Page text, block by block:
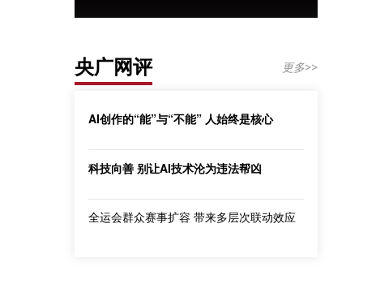
央广网评 更多>>
AI创作的“能”与“不能” 人始终是核心
科技向善 别让AI技术沦为违法帮凶
全运会群众赛事扩容 带来多层次联动效应